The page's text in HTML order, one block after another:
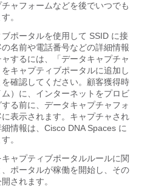
ャフォームなどを後でいつでも
。
ポータルを使用して SSID に接
名前や電話番号などの詳細情報
するには、「データキャプチャ
キャプティブポータルに追加し
確認してください。顧客獲得時
ム）に、インターネットをプロビ
る前に、データキャプチャフォ
表示されます。キャプチャされ
情報は、Cisco DNA Spaces に
。
ャプティブポータルルールに関
ポータルが稼働を開始し、その
されます。